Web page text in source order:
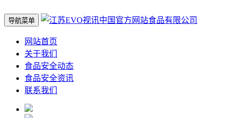
导航菜单
网站首页
关于我们
食品安全动态
食品安全资讯
联系我们